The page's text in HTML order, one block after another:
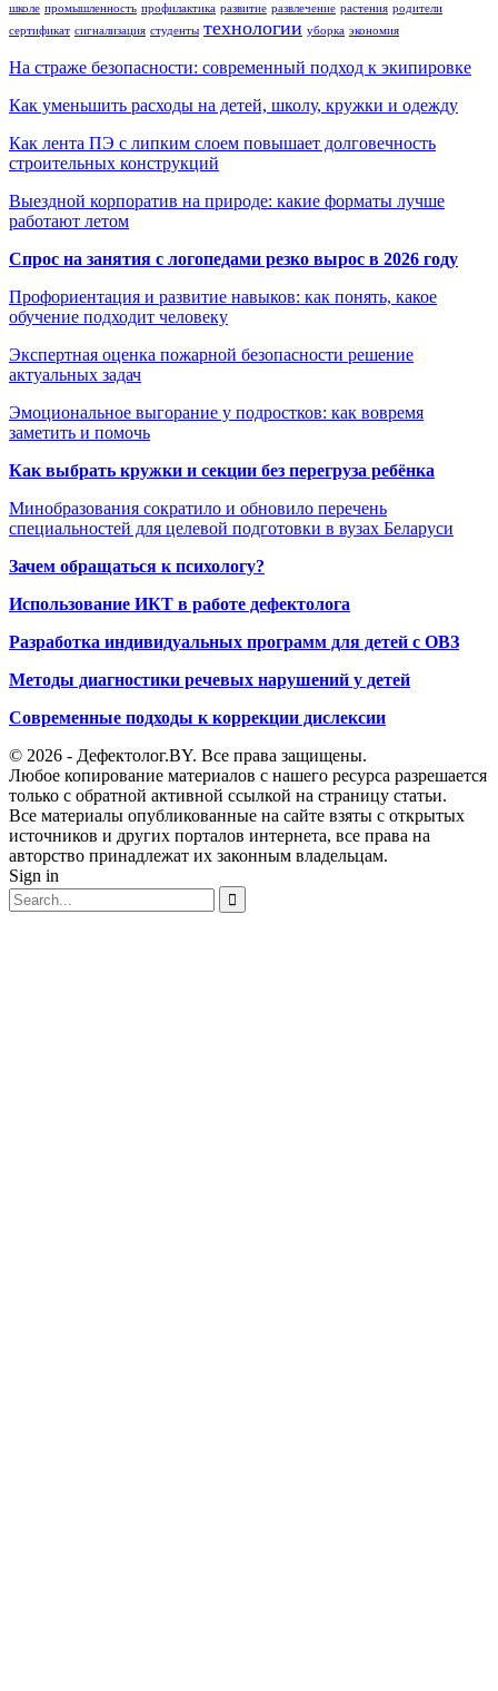
школе промышленность профилактика развитие развлечение растения родители
сертификат сигнализация студенты технологии уборка экономия
На страже безопасности: современный подход к экипировке
Как уменьшить расходы на детей, школу, кружки и одежду
Как лента ПЭ с липким слоем повышает долговечность
строительных конструкций
Выездной корпоратив на природе: какие форматы лучше
работают летом
Спрос на занятия с логопедами резко вырос в 2026 году
Профориентация и развитие навыков: как понять, какое
обучение подходит человеку
Экспертная оценка пожарной безопасности решение
актуальных задач
Эмоциональное выгорание у подростков: как вовремя
заметить и помочь
Как выбрать кружки и секции без перегруза ребёнка
Минобразования сократило и обновило перечень
специальностей для целевой подготовки в вузах Беларуси
Зачем обращаться к психологу?
Использование ИКТ в работе дефектолога
Разработка индивидуальных программ для детей с ОВЗ
Методы диагностики речевых нарушений у детей
Современные подходы к коррекции дислексии
© 2026 - Дефектолог.BY. Все права защищены.
Любое копирование материалов с нашего ресурса разрешается
только с обратной активной ссылкой на страницу статьи.
Все материалы опубликованные на сайте взяты с открытых
источников и других порталов интернета, все права на
авторство принадлежат их законным владельцам.
Sign in